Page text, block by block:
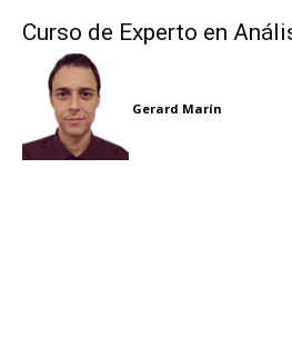
Curso de Experto en
Gerard Marín